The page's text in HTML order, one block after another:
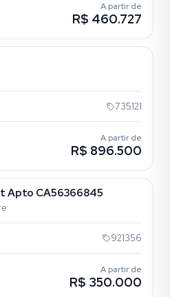
A partir de
R$ 460.727
735121
A partir de
R$ 896.500
Apto CA56366845
921356
A partir de
R$ 350.000